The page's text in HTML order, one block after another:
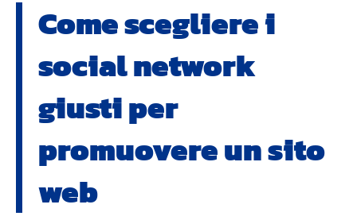
Come scegliere i
social network
giusti per
promuovere un sito
web